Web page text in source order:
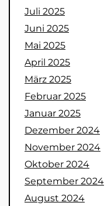
Juli 2025
Juni 2025
Mai 2025
April 2025
März 2025
Februar 2025
Januar 2025
Dezember 2024
November 2024
Oktober 2024
September 2024
August 2024